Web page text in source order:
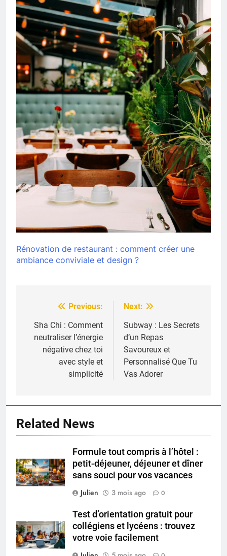
Rénovation de restaurant : comment créer une
ambiance conviviale et design ?
Navigation
de
l’article
Previous:
Sha Chi : Comment
neutraliser l’énergie
négative chez toi
avec style et
simplicité
Next:
Subway : Les Secrets
d’un Repas
Savoureux et
Personnalisé Que Tu
Vas Adorer
Related News
Formule tout compris à l’hôtel :
petit-déjeuner, déjeuner et dîner
sans souci pour vos vacances
Julien
3 mois ago 0
Test d’orientation gratuit pour
collégiens et lycéens : trouvez
votre voie facilement